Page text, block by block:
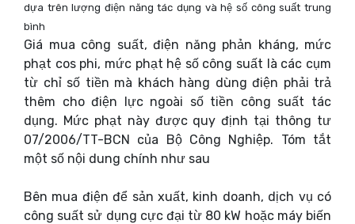
dựa trên lượng điện năng tác dụng và hệ số công suất trung
bình
Giá mua công suất, điện năng phản kháng, mức
phạt cos phi, mức phạt hệ số công suất là các cụm
từ chỉ số tiền mà khách hàng dùng điện phải trả
thêm cho điện lực ngoài số tiền công suất tác
dụng. Mức phạt này được quy định tại thông tư
07/2006/TT-BCN của Bộ Công Nghiệp. Tóm tắt
một số nội dung chính như sau
Bên mua điện để sản xuất, kinh doanh, dịch vụ có
công suất sử dụng cực đại từ 80 kW hoặc máy biến